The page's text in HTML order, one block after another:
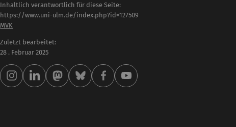
Inhaltlich verantwortlich für diese Seite:
https://www.uni-ulm.de/index.php?id=127509
MVK
Zuletzt bearbeitet:
28 . Februar 2025